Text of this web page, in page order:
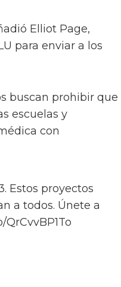
Elliot Page,
para enviar a los
buscan prohibir que
escuelas y
con
Estos proyectos
a todos. Únete a